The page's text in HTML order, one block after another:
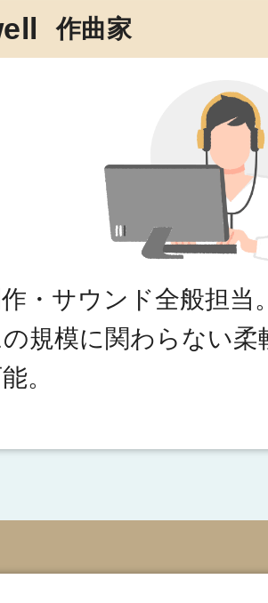
作曲家
・サウンド全般担当
規模に関わらない
。